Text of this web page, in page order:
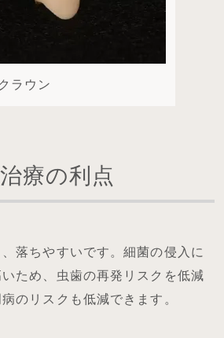
ラウン
療の利点
、落ちやすいです。細菌の侵入に
ため、虫歯の再発リスクを低減
のリスクも低減できます。